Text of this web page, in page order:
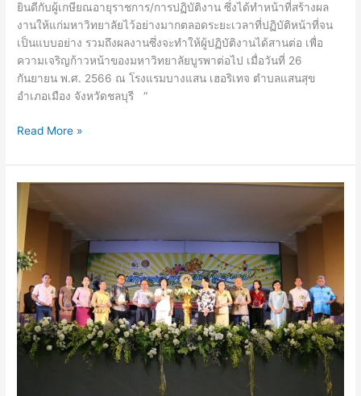
ยินดีกับผู้เกษียณอายุราชการ/การปฏิบัติงาน ซึ่งได้ทำหน้าที่สร้างผล
งานให้แก่มหาวิทยาลัยไว้อย่างมากตลอดระยะเวลาที่ปฏิบัติหน้าที่จน
เป็นแบบอย่าง รวมถึงผลงานซึ่งจะทำให้ผู้ปฏิบัติงานได้สานต่อ เพื่อ
ความเจริญก้าวหน้าของมหาวิทยาลัยบูรพาต่อไป เมื่อวันที่ 26
กันยายน พ.ศ. 2566 ณ โรงแรมบางแสน เฮอริเทจ ตำบลแสนสุข
อำเภอเมือง จังหวัดชลบุรี “
Read More »
เกียรติภูมิ
แห่ง
บูรพา
2562